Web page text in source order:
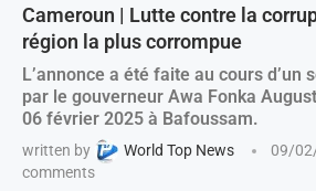
Cameroun | Lutte contre la
région la plus corrompue
L’annonce a été faite au cours d’un
par le gouverneur Awa Fonka
06 février 2025 à Bafoussam.
written by World Top News 09/
comments